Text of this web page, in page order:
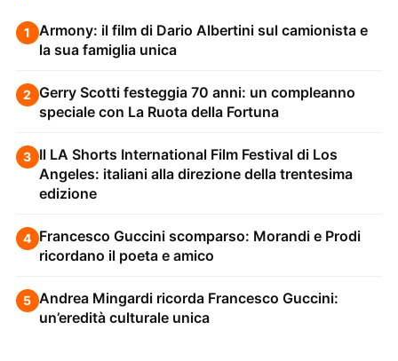
1
Armony: il film di Dario Albertini sul camionista e
la sua famiglia unica
2 Gerry Scotti festeggia 70 anni: un compleanno
speciale con La Ruota della Fortuna
3 Il LA Shorts International Film Festival di Los
Angeles: italiani alla direzione della trentesima
edizione
4 Francesco Guccini scomparso: Morandi e Prodi
ricordano il poeta e amico
5 Andrea Mingardi ricorda Francesco Guccini:
un’eredità culturale unica